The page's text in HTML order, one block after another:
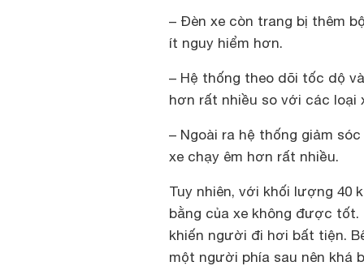
– Đèn xe còn trang bị thêm
ít nguy hiểm hơn.
– Hệ thống theo dõi tốc dộ
hơn rất nhiều so với các
– Ngoài ra hệ thống giảm
xe chạy êm hơn rất nhiều.
Tuy nhiên, với khối lượng 40
bằng của xe không được
khiến người đi hơi bất tiện.
một người phía sau nên khá